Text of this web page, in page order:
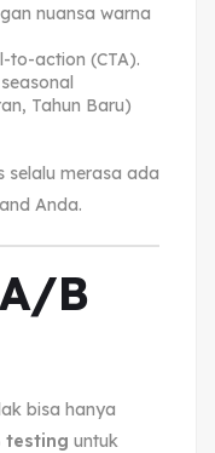
nuansa warna
to-action (CTA).
Tahun Baru)
selalu merasa ada
Anda.
B
bisa hanya
testing untuk